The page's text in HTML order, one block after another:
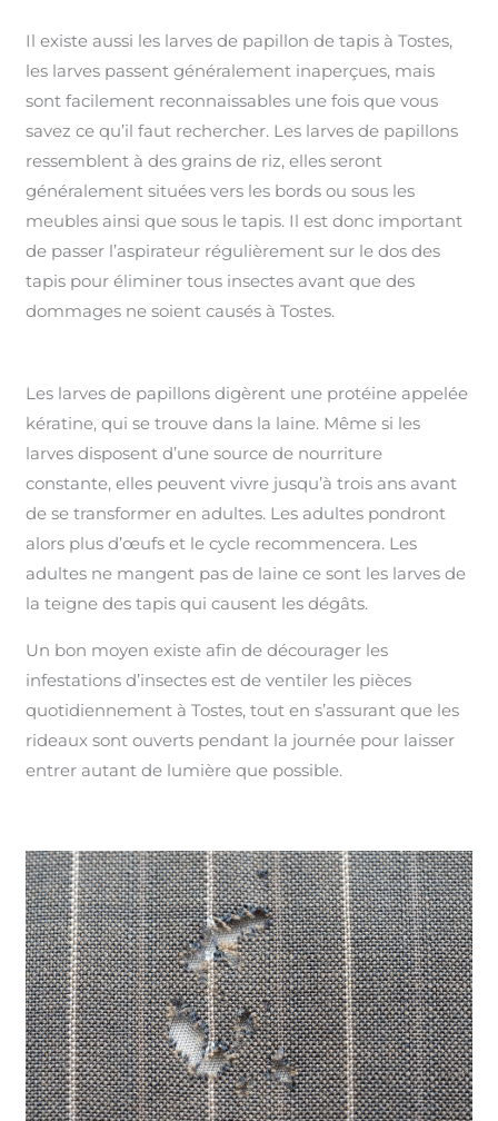
Il existe aussi les larves de papillon de tapis à Tostes,
les larves passent généralement inaperçues, mais
sont facilement reconnaissables une fois que vous
savez ce qu’il faut rechercher. Les larves de papillons
ressemblent à des grains de riz, elles seront
généralement situées vers les bords ou sous les
meubles ainsi que sous le tapis. Il est donc important
de passer l’aspirateur régulièrement sur le dos des
tapis pour éliminer tous insectes avant que des
dommages ne soient causés à Tostes.
Les larves de papillons digèrent une protéine appelée
kératine, qui se trouve dans la laine. Même si les
larves disposent d’une source de nourriture
constante, elles peuvent vivre jusqu’à trois ans avant
de se transformer en adultes. Les adultes pondront
alors plus d’œufs et le cycle recommencera. Les
adultes ne mangent pas de laine ce sont les larves de
la teigne des tapis qui causent les dégâts.
Un bon moyen existe afin de décourager les
infestations d’insectes est de ventiler les pièces
quotidiennement à Tostes, tout en s’assurant que les
rideaux sont ouverts pendant la journée pour laisser
entrer autant de lumière que possible.